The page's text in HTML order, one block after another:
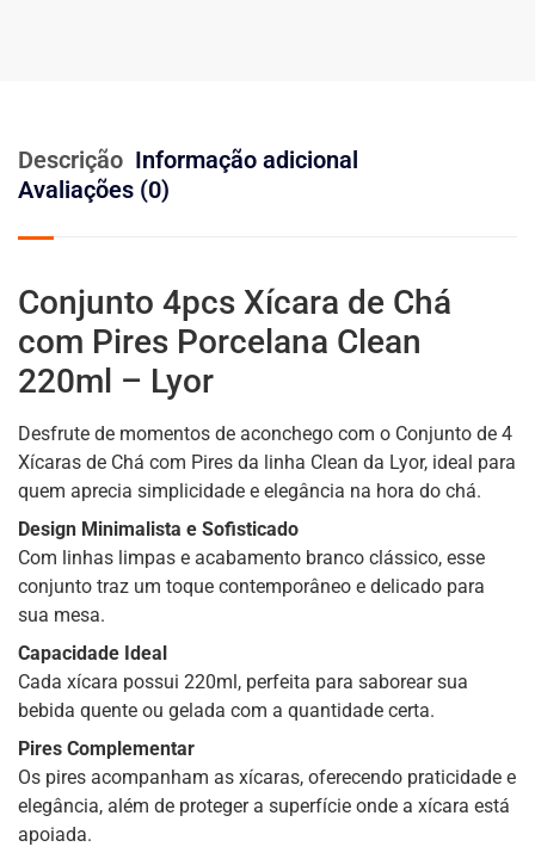
Descrição Informação adicional
Avaliações (0)
Conjunto 4pcs Xícara de Chá
com Pires Porcelana Clean
220ml – Lyor
Desfrute de momentos de aconchego com o Conjunto de 4
Xícaras de Chá com Pires da linha Clean da Lyor, ideal para
quem aprecia simplicidade e elegância na hora do chá.
Design Minimalista e Sofisticado
Com linhas limpas e acabamento branco clássico, esse
conjunto traz um toque contemporâneo e delicado para
sua mesa.
Capacidade Ideal
Cada xícara possui 220ml, perfeita para saborear sua
bebida quente ou gelada com a quantidade certa.
Pires Complementar
Os pires acompanham as xícaras, oferecendo praticidade e
elegância, além de proteger a superfície onde a xícara está
apoiada.